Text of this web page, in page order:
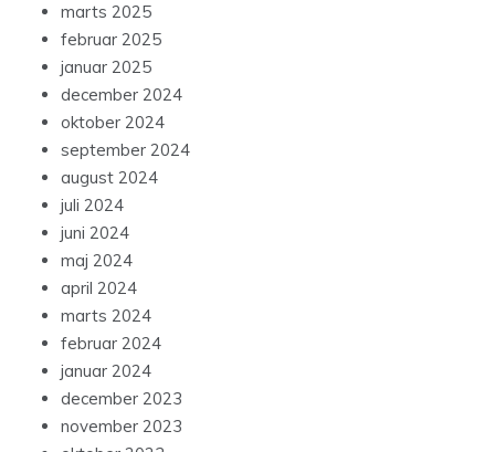
marts 2025
februar 2025
januar 2025
december 2024
oktober 2024
september 2024
august 2024
juli 2024
juni 2024
maj 2024
april 2024
marts 2024
februar 2024
januar 2024
december 2023
november 2023